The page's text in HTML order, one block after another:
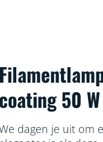
coating 50 W
dagen je uit om